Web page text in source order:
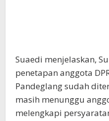
Suaedi menjelaskan,
penetapan anggota
Pandeglang sudah
masih menunggu
melengkapi